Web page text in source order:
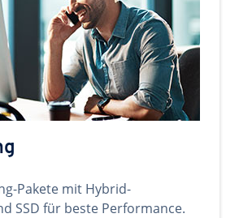
Pakete mit Hybrid-
SSD für beste Performance.